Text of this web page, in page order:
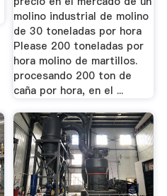
molino industrial de molino
de 30 toneladas por hora
Please 200 toneladas por
hora molino de martillos.
procesando 200 ton de
caña por hora, en el ...